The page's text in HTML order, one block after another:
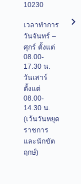
10230
เวลาทำการ
วันจันทร์ –
ศุกร์ ตั้งแต่
08.00-
17.30 น.
วันเสาร์
ตั้งแต่
08.00-
14.30 น.
(เว้นวันหยุด
ราชการ
และนักขัต
ฤกษ์)